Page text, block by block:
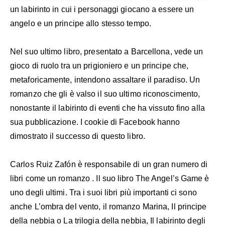
un labirinto in cui i personaggi giocano a essere un
angelo e un principe allo stesso tempo.
Nel suo ultimo libro, presentato a Barcellona, vede un
gioco di ruolo tra un prigioniero e un principe che,
metaforicamente, intendono assaltare il paradiso. Un
romanzo che gli è valso il suo ultimo riconoscimento,
nonostante il labirinto di eventi che ha vissuto fino alla
sua pubblicazione. I cookie di Facebook hanno
dimostrato il successo di questo libro.
Carlos Ruiz Zafón è responsabile di un gran numero di
libri come un romanzo . Il suo libro The Angel’s Game è
uno degli ultimi. Tra i suoi libri più importanti ci sono
anche L’ombra del vento, il romanzo Marina, Il principe
della nebbia o La trilogia della nebbia, Il labirinto degli